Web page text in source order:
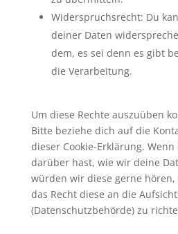
Widerspruchsrecht: Du
deiner Daten
dem, es sei denn es gibt
die Verarbeitung.
Um diese Rechte auszuüben
Bitte beziehe dich auf die
dieser Cookie-Erklärung.
darüber hast, wie wir deine
würden wir diese gerne
das Recht diese an die
(Datenschutzbehörde) zu